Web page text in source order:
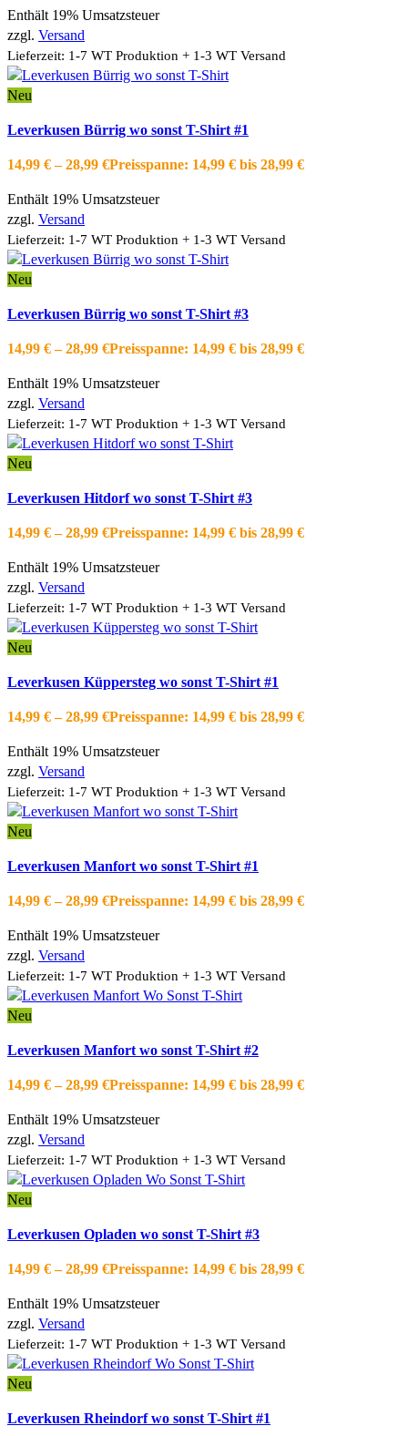
Enthält 19% Umsatzsteuer
zzgl. Versand
Lieferzeit: 1-7 WT Produktion + 1-3 WT Versand
Neu
Die Optionen können auf der Produktseite gewählt werden
Zur Wishlist hinzufügen
Leverkusen Bürrig wo sonst T-Shirt #1
14,99 € –28,99 €Preisspanne: 14,99 € bis 28,99 €
Enthält 19% Umsatzsteuer
zzgl. Versand
Lieferzeit: 1-7 WT Produktion + 1-3 WT Versand
Neu
Die Optionen können auf der Produktseite gewählt werden
Zur Wishlist hinzufügen
Leverkusen Bürrig wo sonst T-Shirt #3
14,99 € –28,99 €Preisspanne: 14,99 € bis 28,99 €
Enthält 19% Umsatzsteuer
zzgl. Versand
Lieferzeit: 1-7 WT Produktion + 1-3 WT Versand
Neu
Die Optionen können auf der Produktseite gewählt werden
Zur Wishlist hinzufügen
Leverkusen Hitdorf wo sonst T-Shirt #3
14,99 € –28,99 €Preisspanne: 14,99 € bis 28,99 €
Enthält 19% Umsatzsteuer
zzgl. Versand
Lieferzeit: 1-7 WT Produktion + 1-3 WT Versand
Neu
Die Optionen können auf der Produktseite gewählt werden
Zur Wishlist hinzufügen
Leverkusen Küppersteg wo sonst T-Shirt #1
14,99 € –28,99 €Preisspanne: 14,99 € bis 28,99 €
Enthält 19% Umsatzsteuer
zzgl. Versand
Lieferzeit: 1-7 WT Produktion + 1-3 WT Versand
Neu
Die Optionen können auf der Produktseite gewählt werden
Zur Wishlist hinzufügen
Leverkusen Manfort wo sonst T-Shirt #1
14,99 € –28,99 €Preisspanne: 14,99 € bis 28,99 €
Enthält 19% Umsatzsteuer
zzgl. Versand
Lieferzeit: 1-7 WT Produktion + 1-3 WT Versand
Neu
Die Optionen können auf der Produktseite gewählt werden
Zur Wishlist hinzufügen
Leverkusen Manfort wo sonst T-Shirt #2
14,99 € –28,99 €Preisspanne: 14,99 € bis 28,99 €
Enthält 19% Umsatzsteuer
zzgl. Versand
Lieferzeit: 1-7 WT Produktion + 1-3 WT Versand
Neu
Die Optionen können auf der Produktseite gewählt werden
Zur Wishlist hinzufügen
Leverkusen Opladen wo sonst T-Shirt #3
14,99 € –28,99 €Preisspanne: 14,99 € bis 28,99 €
Enthält 19% Umsatzsteuer
zzgl. Versand
Lieferzeit: 1-7 WT Produktion + 1-3 WT Versand
Neu
Die Optionen können auf der Produktseite gewählt werden
Leverkusen Rheindorf wo sonst T-Shirt #1